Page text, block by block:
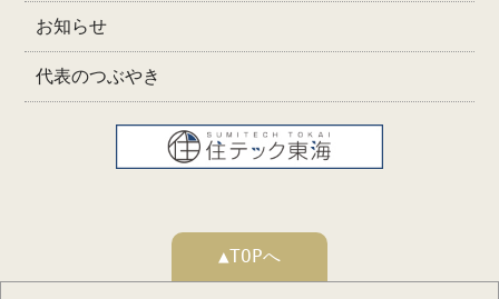
お知らせ
代表のつぶやき
▲TOPへ